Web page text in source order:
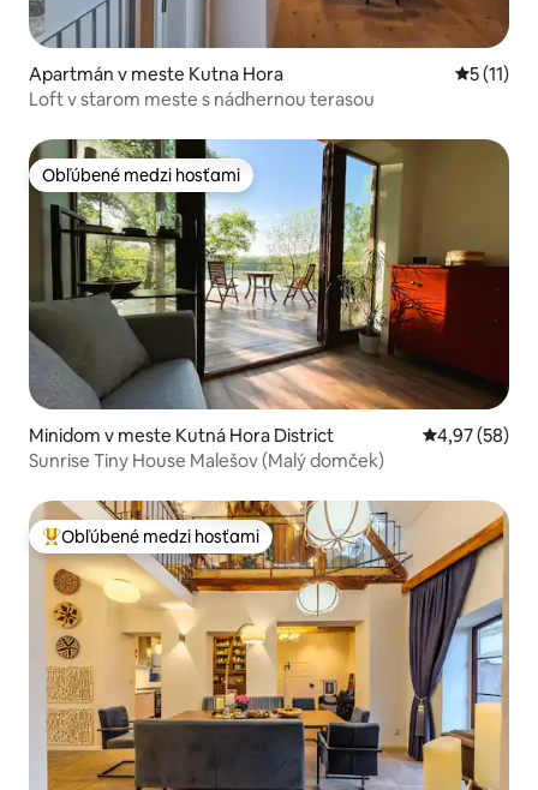
Apartmán v meste Kutna Hora
5 (11)
Loft v starom meste s nádhernou terasou
Obľúbené medzi hosťami
Obľúbené medzi hosťami
Minidom v meste Kutná Hora District Priemerné
4,97 (58)
Sunrise Tiny House Malešov (Malý domček)
Najobľúbenejšie medzi hosťami
Obľúbené medzi hosťami